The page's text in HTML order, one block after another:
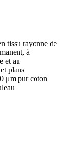
tissu rayonne de
à
et au
plans
μm pur coton